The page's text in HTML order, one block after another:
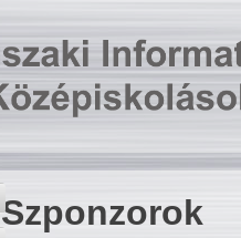
Szponzorok